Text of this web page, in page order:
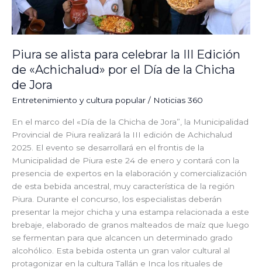
Piura se alista para celebrar la III Edición
de «Achichalud» por el Día de la Chicha
de Jora
⁠Entretenimiento y cultura popular / Noticias 360
En el marco del «Día de la Chicha de Jora”, la Municipalidad
Provincial de Piura realizará la III edición de Achichalud
2025. El evento se desarrollará en el frontis de la
Municipalidad de Piura este 24 de enero y contará con la
presencia de expertos en la elaboración y comercialización
de esta bebida ancestral, muy característica de la región
Piura. Durante el concurso, los especialistas deberán
presentar la mejor chicha y una estampa relacionada a este
brebaje, elaborado de granos malteados de maíz que luego
se fermentan para que alcancen un determinado grado
alcohólico. Esta bebida ostenta un gran valor cultural al
protagonizar en la cultura Tallán e Inca los rituales de
Edición
de
«Achichalud»
el
Día
de
la
de
Jora